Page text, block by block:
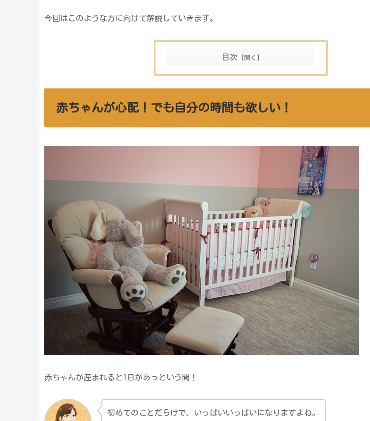
今回はこのような方に向けて解説していきます。
目次
赤ちゃんが心配！でも自分の時間も欲しい！
赤ちゃんが産まれると1日があっという間！
初めてのことだらけで、いっぱいいっぱいになりますよね。